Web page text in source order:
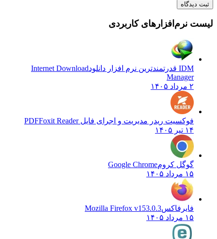
نرم‌افزارهای کاربردی
Internet Download
Manager
فوکسیت ریدر مدیریت و اجرای فایل PDF Foxit Reader
گوگل کرومGoogle Chrome
فایرفاکسMozilla Firefox v153.0.3